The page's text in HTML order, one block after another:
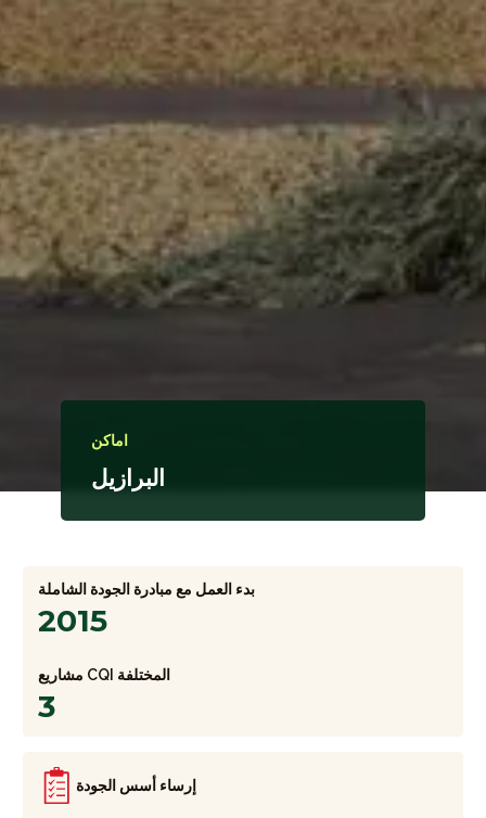
اماكن
البرازيل
بدء العمل مع مبادرة الجودة الشاملة
2015
مشاريع CQI المختلفة
3
إرساء أسس الجودة